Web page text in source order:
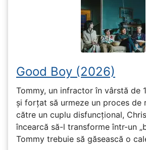
Good Boy (2026)
Tommy, un infractor în vârstă de
și forțat să urmeze un proces de
către un cuplu disfuncțional,
încearcă să-l transforme într-un
Tommy trebuie să găsească o